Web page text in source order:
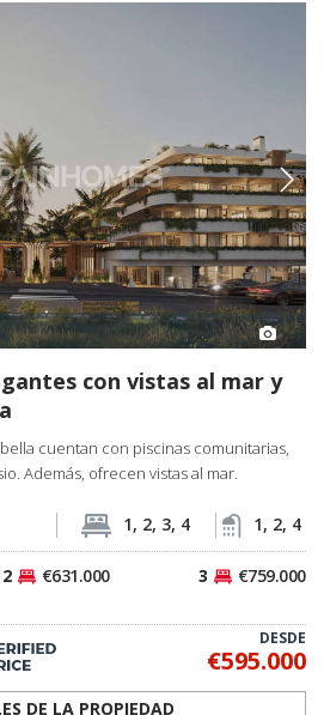
con vistas al mar y
cuentan con piscinas comunitarias,
Además, ofrecen vistas al mar.
1, 2, 3, 4 1, 2, 4
2 €631.000 3
€759.000
DESDE
€595.000
DE LA PROPIEDAD